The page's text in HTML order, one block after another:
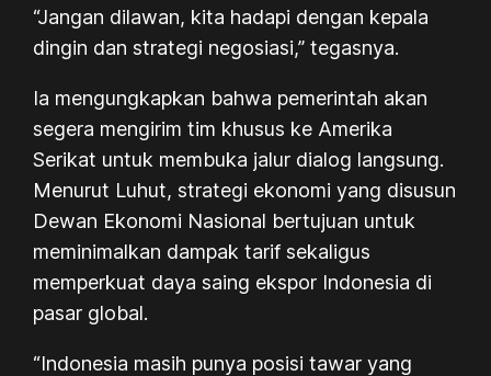
“Jangan dilawan, kita hadapi dengan kepala
dingin dan strategi negosiasi,” tegasnya.
Ia mengungkapkan bahwa pemerintah akan
segera mengirim tim khusus ke Amerika
Serikat untuk membuka jalur dialog langsung.
Menurut Luhut, strategi ekonomi yang disusun
Dewan Ekonomi Nasional bertujuan untuk
meminimalkan dampak tarif sekaligus
memperkuat daya saing ekspor Indonesia di
pasar global.
“Indonesia masih punya posisi tawar yang